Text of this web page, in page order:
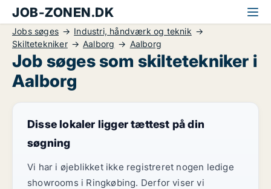
JOB-ZONEN.DK
Jobs søges
Industri, håndværk og teknik
Skiltetekniker
Aalborg Aalborg
Job søges som skiltetekniker i
Aalborg
Disse lokaler ligger tættest på din
søgning
Vi har i øjeblikket ikke registreret nogen ledige
showrooms i Ringkøbing. Derfor viser vi